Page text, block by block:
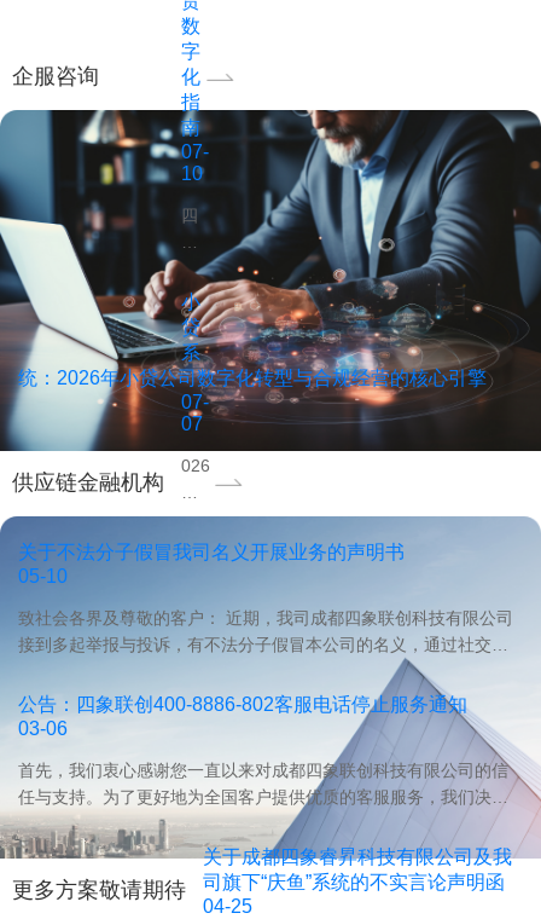
企服咨询
供应链金融机构
更多方案敬请期待
监
管
总
局
持
续
加
强
对
融
资
担
保
公
司
的
监
管
力
一
专
业、
高
的
担
保
业
管
析
融
资
租
赁
行
业
核
心
痛
点，
对
比
汽
车
融
资
赁
与
设
融
资
赁
异
化
需
求，
为
型
要
点，
覆
盖
保
前、
保
中、
保
后
风
控、
数
据
分
析
与
合
管
助
融
与
策
性
担
保
构
数
字
化
指
南
07-
10
四
象
联
创
详
解
小
贷
系
统、
统、
当
系
融
赁
系
与
供
小
贷
系
统：2026年小贷公司数字化转型与合规经营的核心引擎
07-
07
026
年
小
贷
怎
么
本
解
小
贷
系
统
关于不法分子假冒我司名义开展业务的声明书
05-10
致社会各界及尊敬的客户： 近期，我司成都四象联创科技有限公司
接到多起举报与投诉，有不法分子假冒本公司的名义，通过社交媒
体渠道，进行推广和数据买卖等违法犯罪行为，严重损害了广大消
费者和我公司的合法权益及良好声誉。为保护公众免受欺骗，维护
市场秩序，我司特此发布公开声明如下：
公告：四象联创400-8886-802客服电话停止服务通知
03-06
首先，我们衷心感谢您一直以来对成都四象联创科技有限公司的信
任与支持。为了更好地为全国客户提供优质的客服服务，我们决定
对客服电话进行升级改进。
关于成都四象睿昇科技有限公司及我
司旗下“庆鱼”系统的不实言论声明函
04-25